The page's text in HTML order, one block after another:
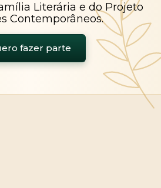
Literária e do Projeto
Contemporâneos.
fazer parte